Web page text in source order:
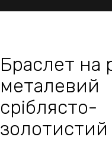
Браслет на
металевий
сріблясто-
золотистий